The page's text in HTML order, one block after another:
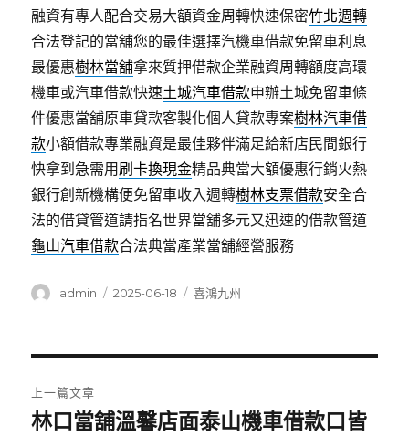
融資有專人配合交易大額資金周轉快速保密竹北週轉
合法登記的當舖您的最佳選擇汽機車借款免留車利息
最優惠樹林當舖拿來質押借款企業融資周轉額度高環
機車或汽車借款快速土城汽車借款申辦土城免留車條
件優惠當舖原車貸款客製化個人貸款專案樹林汽車借
款小額借款專業融資是最佳夥伴滿足給新店民間銀行
快拿到急需用 刷卡換現金精品典當大額優惠行銷火熱
銀行創新機構便免留車收入週轉樹林支票借款安全合
法的借貸管道請指名世界當舖多元又迅速的借款管道
龜山汽車借款合法典當產業當舖經營服務
作
admin
發
2025-06-18
分
喜鴻九州
章
上一篇文章
上
林口當舖溫馨店面泰山機車借款口皆